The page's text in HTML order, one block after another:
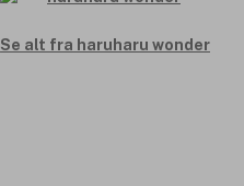
Se alt fra haruharu wonder